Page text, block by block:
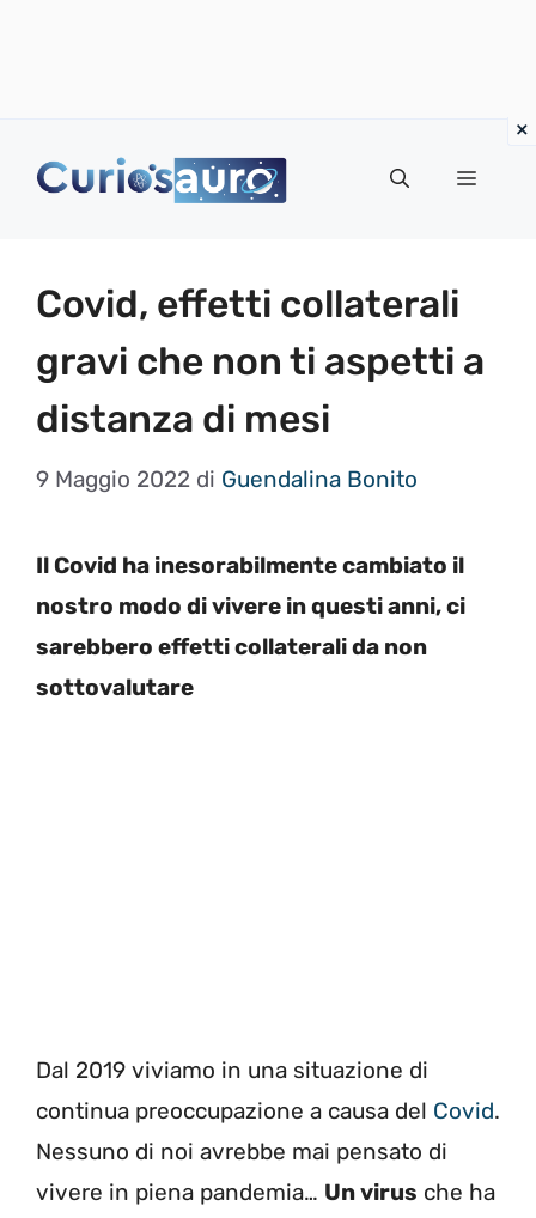
Menu
Covid, effetti collaterali
gravi che non ti aspetti a
distanza di mesi
9 Maggio 2022 di Guendalina Bonito
Il Covid ha inesorabilmente cambiato il
nostro modo di vivere in questi anni, ci
sarebbero effetti collaterali da non
sottovalutare
Dal 2019 viviamo in una situazione di
continua preoccupazione a causa del Covid.
Nessuno di noi avrebbe mai pensato di
vivere in piena pandemia… Un virus che ha